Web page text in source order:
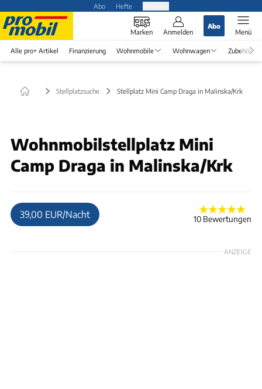
Abo Hefte
Marken Anmelden
Abo
Menü
Alle pro+ Artikel Finanzierung Wohnmobile Wohnwagen Zubehör
Stellplatzsuche Stellplatz Mini Camp Draga in Malinska/Krk
Wohnmobilstellplatz Mini
Camp Draga in Malinska/Krk
39,00 EUR/Nacht 10 Bewertungen
ANZEIGE